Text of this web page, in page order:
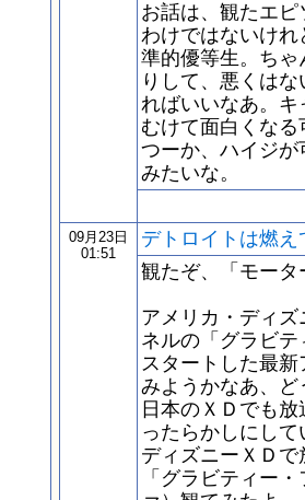
お話は、観たエ
わけではないけ
準的優等生。ち
りして、悪くは
ればいいなあ。
むけて面白くな
つーか、ハイジ
みたいな。
09月23日
01:51
デトロイトは燃え
観たぞ、「モータ
アメリカ・ディ
ネルの「グラビ
スタートした最
みようかなあ、
日本のＸＤでも
ったらかしにし
ディズニーＸＤ
「グラビティー